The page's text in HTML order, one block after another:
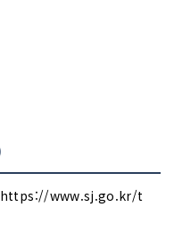
https://www.sj.go.kr/t